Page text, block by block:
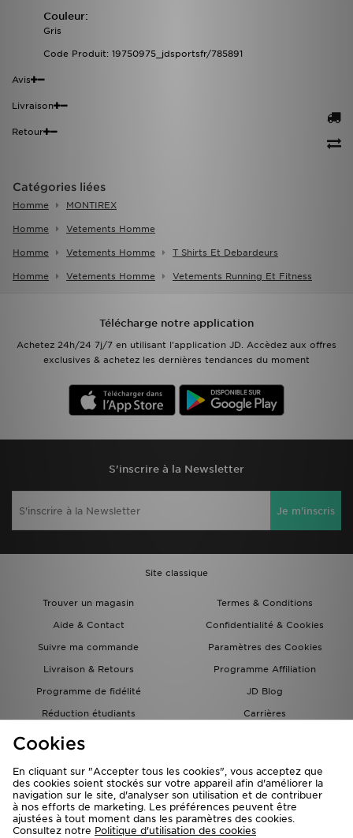
Couleur:
Gris
Code Produit: 19750975_jdsportsfr/785891
Avis
Livraison
Retour
Catégories liées
Homme MONTIREX
Homme Vetements Homme
Homme Vetements Homme T Shirts Et Debardeurs
Homme Vetements Homme Vetements Running Et Fitness
Télécharge notre application
Achetez 24h/24 7j/7 en utilisant l'application JD. Accèdez aux offres
exclusives & achetez les dernières tendances du moment
S'inscrire à la Newsletter
Je m'inscris
Site classique
Trouver un magasin
Termes & Conditions
Aide & Contact
Confidentialité & Cookies
Suivre ma commande
Paramètres des Cookies
Livraison & Retours
Programme Affiliation
Programme de fidélité
JD Blog
Réduction étudiants
Carrières
Carte Cadeau
Cookies
En cliquant sur "Accepter tous les cookies", vous acceptez que
des cookies soient stockés sur votre appareil afin d'améliorer la
navigation sur le site, d'analyser son utilisation et de contribuer
à nos efforts de marketing. Les préférences peuvent être
ajustées à tout moment dans les paramètres des cookies.
Consultez notre Politique d'utilisation des cookies